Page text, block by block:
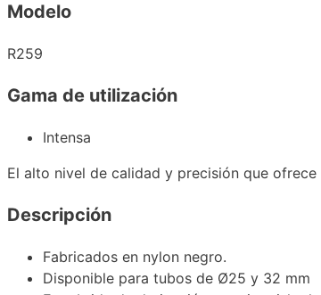
Modelo
R259
Gama de utilización
Intensa
El alto nivel de calidad y precisión que
Descripción
Fabricados en nylon negro.
Disponible para tubos de Ø25 y 32 mm